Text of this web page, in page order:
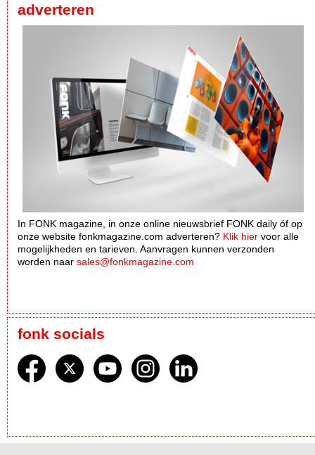
adverteren
In FONK magazine, in onze online nieuwsbrief FONK daily óf op
onze website fonkmagazine.com adverteren? Klik hier voor alle
mogelijkheden en tarieven. Aanvragen kunnen verzonden
worden naar sales@fonkmagazine.com
fonk socials